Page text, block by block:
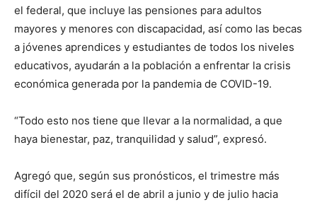
el federal, que incluye las pensiones para adultos
mayores y menores con discapacidad, así como las becas
a jóvenes aprendices y estudiantes de todos los niveles
educativos, ayudarán a la población a enfrentar la crisis
económica generada por la pandemia de COVID-19.
“Todo esto nos tiene que llevar a la normalidad, a que
haya bienestar, paz, tranquilidad y salud”, expresó.
Agregó que, según sus pronósticos, el trimestre más
difícil del 2020 será el de abril a junio y de julio hacia